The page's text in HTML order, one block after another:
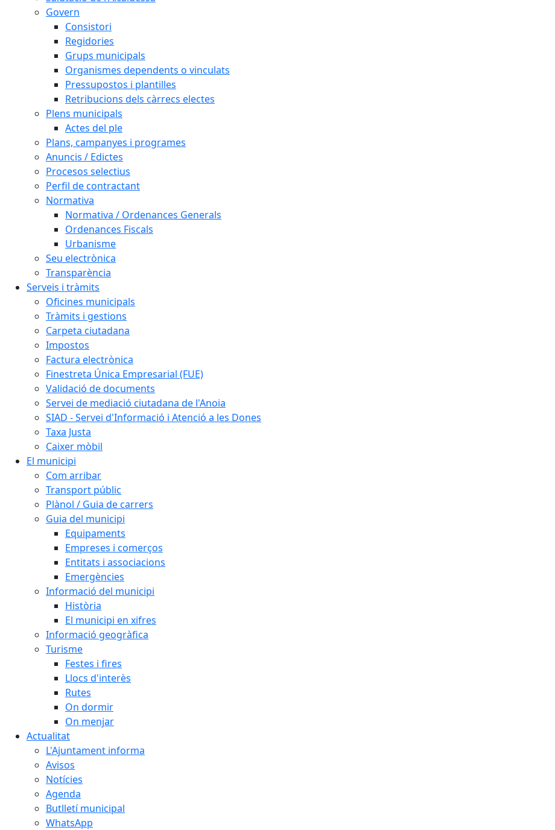
Govern
Consistori
Regidories
Grups municipals
Organismes dependents o vinculats
Pressupostos i plantilles
Retribucions dels càrrecs electes
Plens municipals
Actes del ple
Plans, campanyes i programes
Anuncis / Edictes
Procesos selectius
Perfil de contractant
Normativa
Normativa / Ordenances Generals
Ordenances Fiscals
Urbanisme
Seu electrònica
Transparència
Serveis i tràmits
Oficines municipals
Tràmits i gestions
Carpeta ciutadana
Impostos
Factura electrònica
Finestreta Única Empresarial (FUE)
Validació de documents
Servei de mediació ciutadana de l'Anoia
SIAD - Servei d'Informació i Atenció a les Dones
Taxa Justa
Caixer mòbil
El municipi
Com arribar
Transport públic
Plànol / Guia de carrers
Guia del municipi
Equipaments
Empreses i comerços
Entitats i associacions
Emergències
Informació del municipi
Història
El municipi en xifres
Informació geogràfica
Turisme
Festes i fires
Llocs d'interès
Rutes
On dormir
On menjar
Actualitat
L'Ajuntament informa
Avisos
Notícies
Agenda
Butlletí municipal
WhatsApp